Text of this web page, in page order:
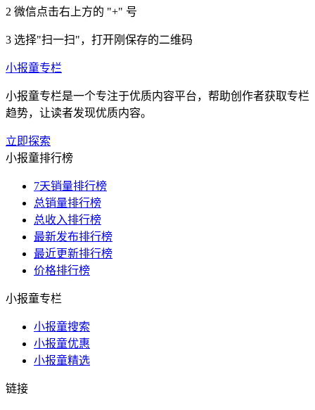
2 微信点击右上方的 "+" 号
3 选择"扫一扫"，打开刚保存的二维码
小报童专栏
小报童专栏是一个专注于优质内容平台，帮助创作者获取专栏
趋势，让读者发现优质内容。
立即探索
小报童排行榜
7天销量排行榜
总销量排行榜
总收入排行榜
最新发布排行榜
最近更新排行榜
价格排行榜
小报童专栏
小报童搜索
小报童优惠
小报童精选
链接